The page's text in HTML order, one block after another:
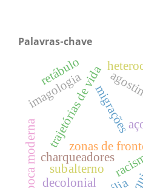
Palavras-chave
migrações
trajetórias de vida
zonas de
charqueadores
subalterno
imagologia
Época moderna
retábulo
decolonial